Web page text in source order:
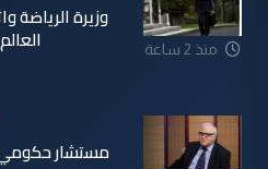
منذ 2 ساعة
وزيرة
العالم 2030 في
مستشار